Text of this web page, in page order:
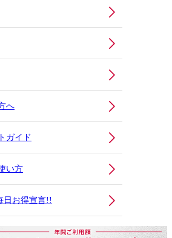
へ
ガイド
い方
日お得宣言!!